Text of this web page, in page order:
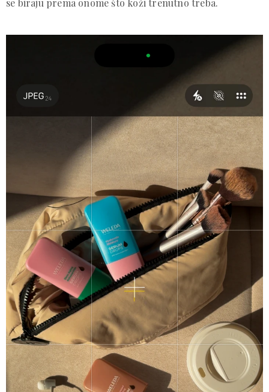
se biraju prema onome što koži trenutno treba.